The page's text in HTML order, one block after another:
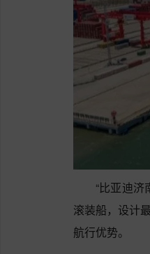
“比亚迪
滚装船，设计
航行优势。